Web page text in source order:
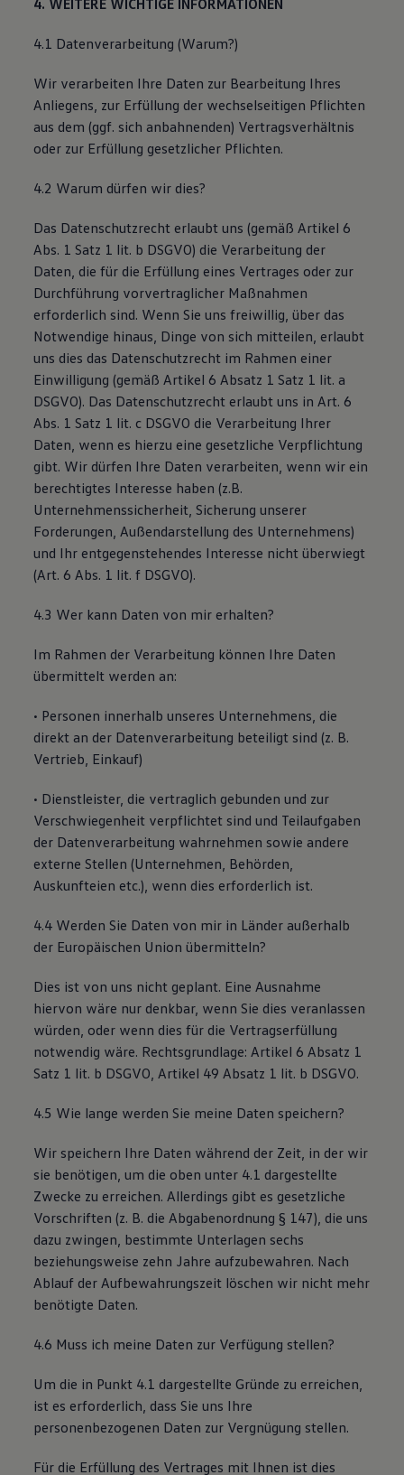
4. WEITERE WICHTIGE INFORMATIONEN
4.1 Datenverarbeitung (Warum?)
Wir verarbeiten Ihre Daten zur Bearbeitung Ihres
Anliegens, zur Erfüllung der wechselseitigen Pflichten
aus dem (ggf. sich anbahnenden) Vertragsverhältnis
oder zur Erfüllung gesetzlicher Pflichten.
4.2 Warum dürfen wir dies?
Das Datenschutzrecht erlaubt uns (gemäß Artikel 6
Abs. 1 Satz 1 lit. b DSGVO) die Verarbeitung der
Daten, die für die Erfüllung eines Vertrages oder zur
Durchführung vorvertraglicher Maßnahmen
erforderlich sind. Wenn Sie uns freiwillig, über das
Notwendige hinaus, Dinge von sich mitteilen, erlaubt
uns dies das Datenschutzrecht im Rahmen einer
Einwilligung (gemäß Artikel 6 Absatz 1 Satz 1 lit. a
DSGVO). Das Datenschutzrecht erlaubt uns in Art. 6
Abs. 1 Satz 1 lit. c DSGVO die Verarbeitung Ihrer
Daten, wenn es hierzu eine gesetzliche Verpflichtung
gibt. Wir dürfen Ihre Daten verarbeiten, wenn wir ein
berechtigtes Interesse haben (z.B.
Unternehmenssicherheit, Sicherung unserer
Forderungen, Außendarstellung des Unternehmens)
und Ihr entgegenstehendes Interesse nicht überwiegt
(Art. 6 Abs. 1 lit. f DSGVO).
4.3 Wer kann Daten von mir erhalten?
Im Rahmen der Verarbeitung können Ihre Daten
übermittelt werden an:
• Personen innerhalb unseres Unternehmens, die
direkt an der Datenverarbeitung beteiligt sind (z. B.
Vertrieb, Einkauf)
• Dienstleister, die vertraglich gebunden und zur
Verschwiegenheit verpflichtet sind und Teilaufgaben
der Datenverarbeitung wahrnehmen sowie andere
externe Stellen (Unternehmen, Behörden,
Auskunfteien etc.), wenn dies erforderlich ist.
4.4 Werden Sie Daten von mir in Länder außerhalb
der Europäischen Union übermitteln?
Dies ist von uns nicht geplant. Eine Ausnahme
hiervon wäre nur denkbar, wenn Sie dies veranlassen
würden, oder wenn dies für die Vertragserfüllung
notwendig wäre. Rechtsgrundlage: Artikel 6 Absatz 1
Satz 1 lit. b DSGVO, Artikel 49 Absatz 1 lit. b DSGVO.
4.5 Wie lange werden Sie meine Daten speichern?
Wir speichern Ihre Daten während der Zeit, in der wir
sie benötigen, um die oben unter 4.1 dargestellte
Zwecke zu erreichen. Allerdings gibt es gesetzliche
Vorschriften (z. B. die Abgabenordnung § 147), die uns
dazu zwingen, bestimmte Unterlagen sechs
beziehungsweise zehn Jahre aufzubewahren. Nach
Ablauf der Aufbewahrungszeit löschen wir nicht mehr
benötigte Daten.
4.6 Muss ich meine Daten zur Verfügung stellen?
Um die in Punkt 4.1 dargestellte Gründe zu erreichen,
ist es erforderlich, dass Sie uns Ihre
personenbezogenen Daten zur Vergnügung stellen.
Für die Erfüllung des Vertrages mit Ihnen ist dies